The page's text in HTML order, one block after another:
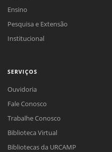
Ensino
Pesquisa e Extensão
Institucional
SERVIÇOS
Ouvidoria
Fale Conosco
Trabalhe Conosco
Biblioteca Virtual
Bibliotecas da URCAMP